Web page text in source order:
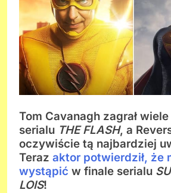
Tom Cavanagh zagrał
serialu THE FLASH, a
oczywiście tą najbardziej
Teraz aktor potwierdził, że
wystąpić w finale serialu
LOIS!